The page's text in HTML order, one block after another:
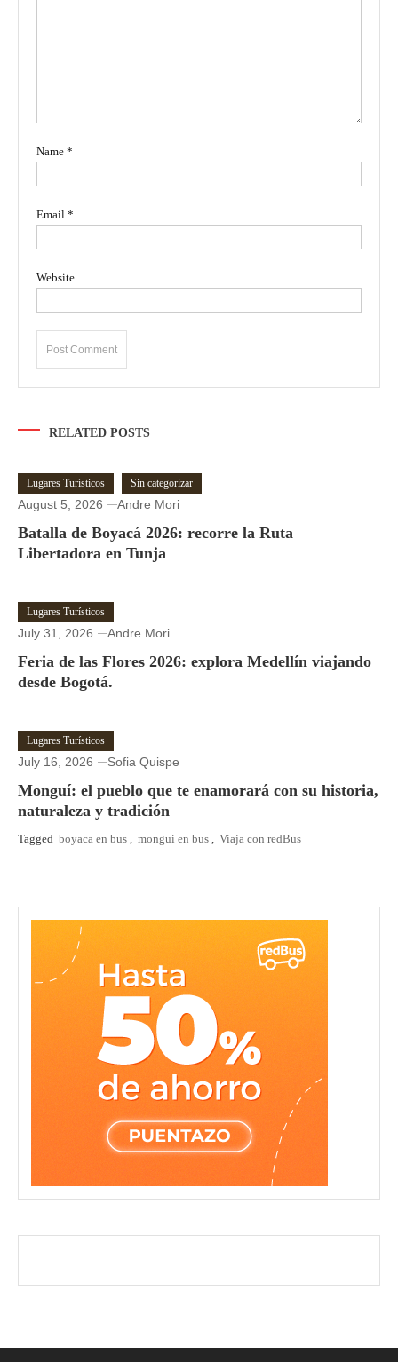
Name *
Email *
Website
RELATED POSTS
Lugares Turísticos Sin categorizar
August 5, 2026 Andre Mori
Batalla de Boyacá 2026: recorre la Ruta
Libertadora en Tunja
Lugares Turísticos
July 31, 2026 Andre Mori
Feria de las Flores 2026: explora Medellín viajando
desde Bogotá.
Lugares Turísticos
July 16, 2026 Sofia Quispe
Monguí: el pueblo que te enamorará con su historia,
naturaleza y tradición
Tagged boyaca en bus , mongui en bus , Viaja con redBus